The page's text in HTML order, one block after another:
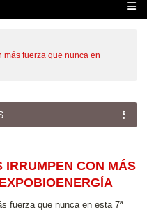
más fuerza que nunca en
IRRUMPEN CON MÁS
fuerza que nunca en esta 7ª